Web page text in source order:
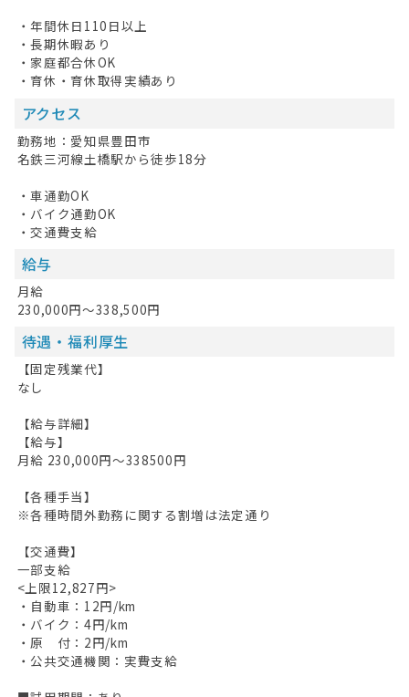
・年間休日110日以上
・長期休暇あり
・家庭都合休OK
・育休・育休取得実績あり
アクセス
勤務地：愛知県豊田市
名鉄三河線土橋駅から徒歩18分
・車通勤OK
・バイク通勤OK
・交通費支給
給与
月給
230,000円～338,500円
待遇・福利厚生
【固定残業代】
なし
【給与詳細】
【給与】
月給 230,000円～338500円
【各種手当】
※各種時間外勤務に関する割増は法定通り
【交通費】
一部支給
<上限12,827円>
・自動車：12円/km
・バイク：4円/km
・原 付：2円/km
・公共交通機関：実費支給